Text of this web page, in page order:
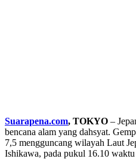
Suarapena.com, TOKYO –
bencana alam yang dahsyat.
7,5 mengguncang wilayah Laut
Ishikawa, pada pukul 16.10 waktu